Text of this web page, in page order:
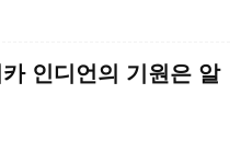
인디언의 기원은 알